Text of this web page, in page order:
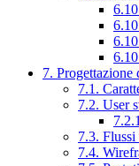
7. Progettazione
7.1.
7.2. User
7.3.
7.4.